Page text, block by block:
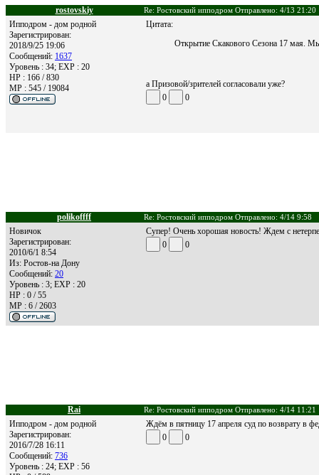
rostovskiy Re: Ростовский ипподром Отправлено: 4/13 21:20
Ипподром - дом родной
Зарегистрирован:
2018/9/25 19:06
Сообщений: 1637
Уровень : 34; EXP : 20
HP : 166 / 830
MP : 545 / 19084
Цитата:
Открытие Скакового Сезона 17 мая.
а Призовой/зрителей согласовали уже?
0
0
polikoffff Re: Ростовский ипподром Отправлено: 4/14 9:58
Новичок
Зарегистрирован:
2010/6/1 8:54
Из: Ростов-на Дону
Сообщений: 20
Уровень : 3; EXP : 20
HP : 0 / 55
MP : 6 / 2603
Супер! Очень хорошая новость! Ждем с
0
0
Rai Re: Ростовский ипподром Отправлено: 4/14 11:21
Ипподром - дом родной
Зарегистрирован:
2016/7/28 16:11
Сообщений: 736
Уровень : 24; EXP : 56
Ждём в пятницу 17 апреля суд по возврату в
0
0